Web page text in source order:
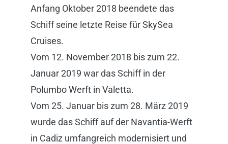
Anfang Oktober 2018 beendete das
Schiff seine letzte Reise für SkySea
Cruises.
Vom 12. November 2018 bis zum 22.
Januar 2019 war das Schiff in der
Polumbo Werft in Valetta.
Vom 25. Januar bis zum 28. März 2019
wurde das Schiff auf der Navantia-Werft
in Cadiz umfangreich modernisiert und